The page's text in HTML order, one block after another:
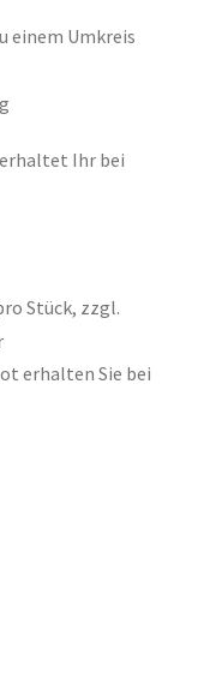
einem Umkreis
Ihr bei
Stück, zzgl.
erhalten Sie bei